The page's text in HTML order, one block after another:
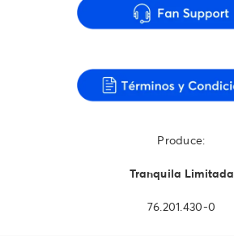
Produce:
Tranquila Limitada
76.201.430-0